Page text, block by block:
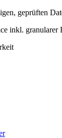
geprüften
inkl. granularer